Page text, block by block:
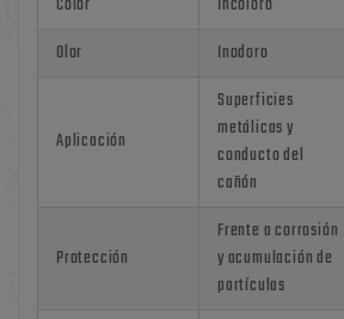
Color
Incoloro
Olor
Inodoro
Aplicación
Superficies
metálicas y
conducto del
cañón
Protección
Frente a corrosión
y acumulación de
partículas